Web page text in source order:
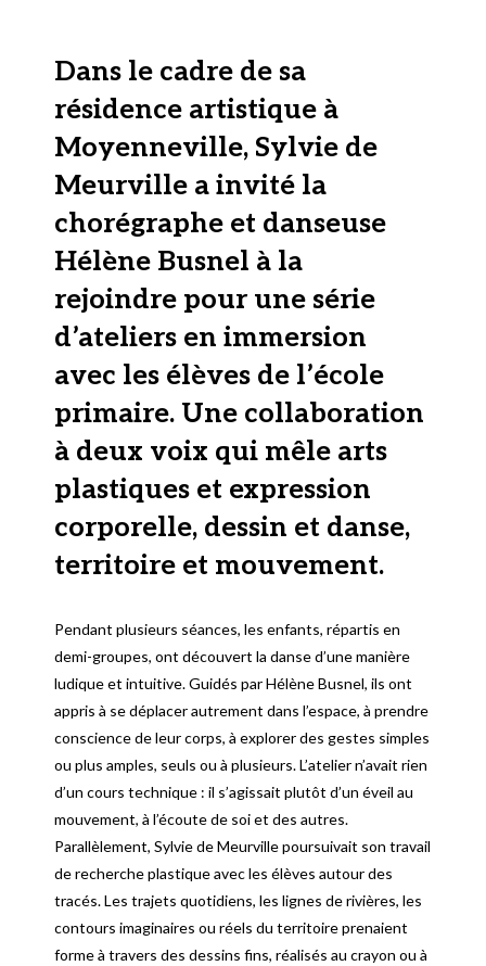
Dans le cadre de sa
résidence artistique à
Moyenneville, Sylvie de
Meurville a invité la
chorégraphe et danseuse
Hélène Busnel à la
rejoindre pour une série
d’ateliers en immersion
avec les élèves de l’école
primaire. Une collaboration
à deux voix qui mêle arts
plastiques et expression
corporelle, dessin et danse,
territoire et mouvement.
Pendant plusieurs séances, les enfants, répartis en
demi-groupes, ont découvert la danse d’une manière
ludique et intuitive. Guidés par Hélène Busnel, ils ont
appris à se déplacer autrement dans l’espace, à prendre
conscience de leur corps, à explorer des gestes simples
ou plus amples, seuls ou à plusieurs. L’atelier n’avait rien
d’un cours technique : il s’agissait plutôt d’un éveil au
mouvement, à l’écoute de soi et des autres.
Parallèlement, Sylvie de Meurville poursuivait son travail
de recherche plastique avec les élèves autour des
tracés. Les trajets quotidiens, les lignes de rivières, les
contours imaginaires ou réels du territoire prenaient
forme à travers des dessins fins, réalisés au crayon ou à